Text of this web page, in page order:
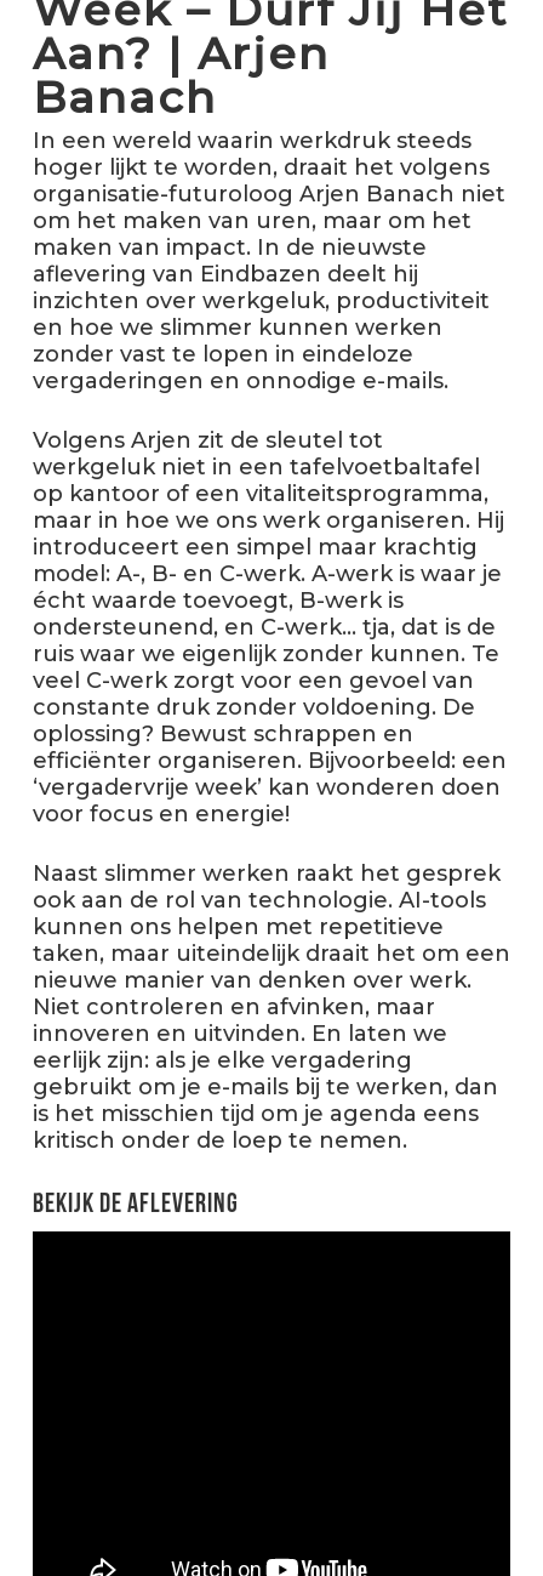
Aan? | Arjen
Banach
In een wereld waarin werkdruk steeds
hoger lijkt te worden, draait het volgens
organisatie-futuroloog Arjen Banach niet
om het maken van uren, maar om het
maken van impact. In de nieuwste
aflevering van Eindbazen deelt hij
inzichten over werkgeluk, productiviteit
en hoe we slimmer kunnen werken
zonder vast te lopen in eindeloze
vergaderingen en onnodige e-mails.
Volgens Arjen zit de sleutel tot
werkgeluk niet in een tafelvoetbaltafel
op kantoor of een vitaliteitsprogramma,
maar in hoe we ons werk organiseren. Hij
introduceert een simpel maar krachtig
model: A-, B- en C-werk. A-werk is waar je
écht waarde toevoegt, B-werk is
ondersteunend, en C-werk… tja, dat is de
ruis waar we eigenlijk zonder kunnen. Te
veel C-werk zorgt voor een gevoel van
constante druk zonder voldoening. De
oplossing? Bewust schrappen en
efficiënter organiseren. Bijvoorbeeld: een
‘vergadervrije week’ kan wonderen doen
voor focus en energie!
Naast slimmer werken raakt het gesprek
ook aan de rol van technologie. AI-tools
kunnen ons helpen met repetitieve
taken, maar uiteindelijk draait het om een
nieuwe manier van denken over werk.
Niet controleren en afvinken, maar
innoveren en uitvinden. En laten we
eerlijk zijn: als je elke vergadering
gebruikt om je e-mails bij te werken, dan
is het misschien tijd om je agenda eens
kritisch onder de loep te nemen.
Bekijk de aflevering